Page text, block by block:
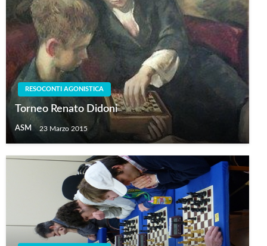
RESOCONTI AGONISTICA
Torneo Renato Didoni
ASM 23 Marzo 2015